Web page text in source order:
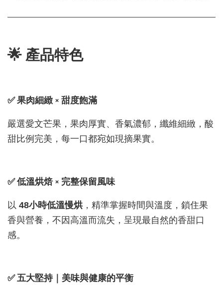
🌟 產品特色
✅ 果肉細緻 × 甜度飽滿
嚴選愛文芒果，果肉厚實、香氣濃郁，纖維細緻，酸
甜比例完美，每一口都宛如現摘果實。
✅ 低溫烘焙 × 完整保留風味
以 48小時低溫慢烘，精準掌握時間與溫度，鎖住果
香與營養，不因高溫而流失，呈現最自然的香甜口
感。
✅ 五大堅持｜美味與健康的平衡